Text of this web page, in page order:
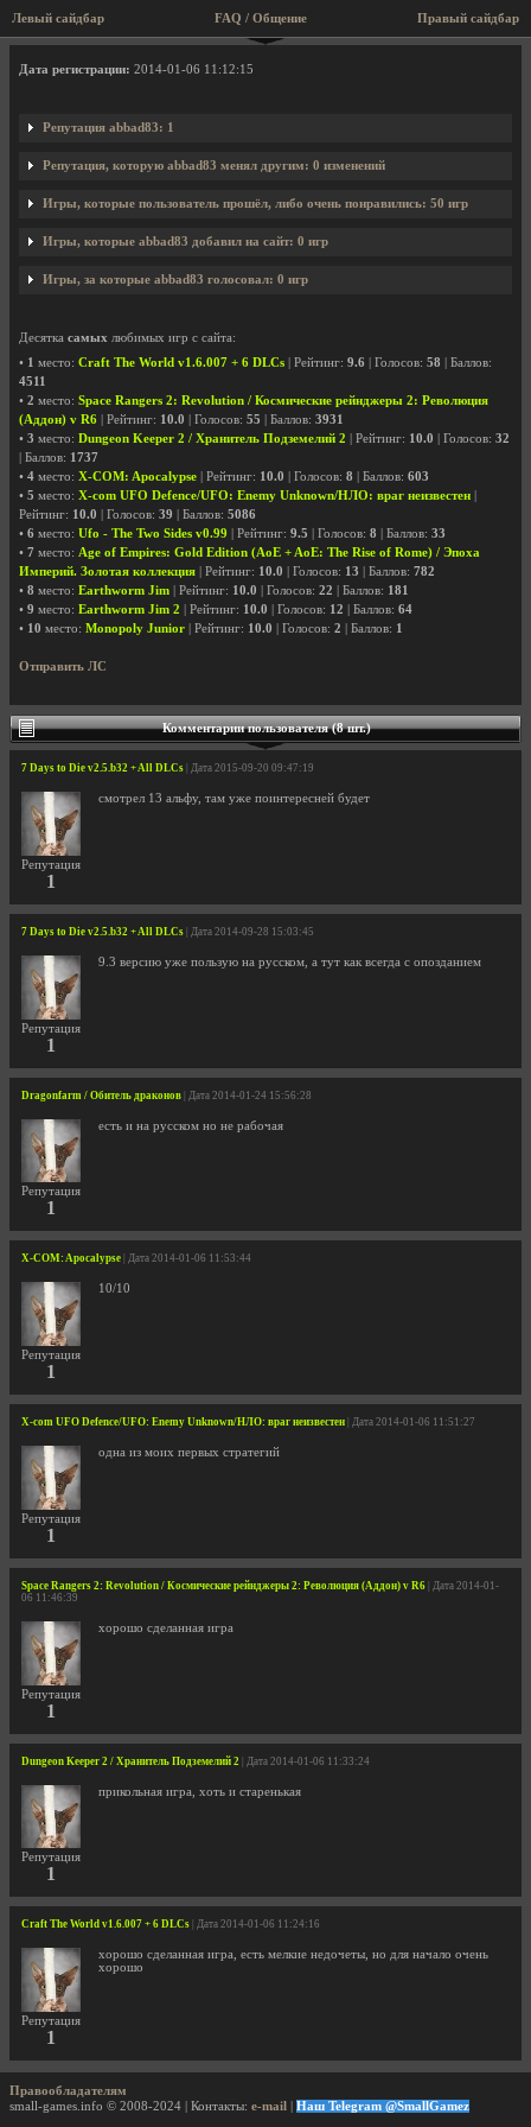
Левый сайдбар Правый сайдбар
FAQ / Общение
Профиль пользователя abbad83
Дата регистрации: 2014-01-06 11:12:15
Репутация abbad83: 1
Репутация, которую abbad83 менял другим: 0 изменений
Игры, которые пользователь прошёл, либо очень понравились: 50 игр
Игры, которые abbad83 добавил на сайт: 0 игр
Игры, за которые abbad83 голосовал: 0 игр
Десятка самых любимых игр с сайта:
• 1 место: Craft The World v1.6.007 + 6 DLCs | Рейтинг: 9.6 | Голосов: 58 | Баллов:
4511
• 2 место: Space Rangers 2: Revolution / Космические рейнджеры 2: Революция
(Аддон) v R6 | Рейтинг: 10.0 | Голосов: 55 | Баллов: 3931
• 3 место: Dungeon Keeper 2 / Хранитель Подземелий 2 | Рейтинг: 10.0 | Голосов: 32
| Баллов: 1737
• 4 место: X-COM: Apocalypse | Рейтинг: 10.0 | Голосов: 8 | Баллов: 603
• 5 место: X-com UFO Defence/UFO: Enemy Unknown/НЛО: враг неизвестен
Рейтинг: 10.0 | Голосов: 39 | Баллов: 5086
• 6 место: Ufo - The Two Sides v0.99 | Рейтинг: 9.5 | Голосов: 8 | Баллов: 33
• 7 место: Age of Empires: Gold Edition (AoE + AoE: The Rise of Rome) / Эпоха
Империй. Золотая коллекция | Рейтинг: 10.0 | Голосов: 13 | Баллов: 782
• 8 место: Earthworm Jim | Рейтинг: 10.0 | Голосов: 22 | Баллов: 181
• 9 место: Earthworm Jim 2 | Рейтинг: 10.0 | Голосов: 12 | Баллов: 64
• 10 место: Monopoly Junior | Рейтинг: 10.0 | Голосов: 2 | Баллов: 1
Отправить ЛС
Комментарии пользователя (8 шт.)
7 Days to Die v2.5.b32 + All DLCs | Дата 2015-09-20 09:47:19
Репутация
1
смотрел 13 альфу, там уже поинтересней будет
7 Days to Die v2.5.b32 + All DLCs | Дата 2014-09-28 15:03:45
Репутация
1
9.3 версию уже пользую на русском, а тут как всегда с опозданием
Dragonfarm / Обитель драконов | Дата 2014-01-24 15:56:28
Репутация
1
есть и на русском но не рабочая
X-COM: Apocalypse | Дата 2014-01-06 11:53:44
Репутация
1
10/10
X-com UFO Defence/UFO: Enemy Unknown/НЛО: враг неизвестен | Дата 2014-01-06 11:51:27
Репутация
1
одна из моих первых стратегий
Space Rangers 2: Revolution / Космические рейнджеры 2: Революция (Аддон) v R6 | Дата 2014-01-
06 11:46:39
Репутация
1
хорошо сделанная игра
Dungeon Keeper 2 / Хранитель Подземелий 2 | Дата 2014-01-06 11:33:24
Репутация
1
прикольная игра, хоть и старенькая
Craft The World v1.6.007 + 6 DLCs | Дата 2014-01-06 11:24:16
Репутация
1
хорошо сделанная игра, есть мелкие недочеты, но для начало очень
хорошо
Правообладателям
small-games.info © 2008-2024 | Контакты: e-mail Наш Telegram @SmallGamez